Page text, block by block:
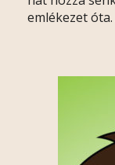
emlékezet